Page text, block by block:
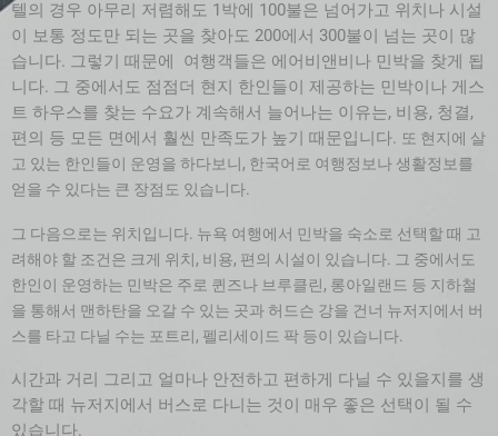
텔의 경우 아무리 저렴해도 1박에 100불은 넘어가고 위치나 시설
이 보통 정도만 되는 곳을 찾아도 200에서 300불이 넘는 곳이 많
습니다. 그렇기 때문에 여행객들은 에어비앤비나 민박을 찾게 됩
니다. 그 중에서도 점점더 현지 한인들이 제공하는 민박이나 게스
트 하우스를 찾는 수요가 계속해서 늘어나는 이유는, 비용, 청결,
편의 등 모든 면에서 훨씬 만족도가 높기 때문입니다. 또 현지에 살
고 있는 한인들이 운영을 하다보니, 한국어로 여행정보나 생활정보를
얻을 수 있다는 큰 장점도 있습니다.
그 다음으로는 위치입니다. 뉴욕 여행에서 민박을 숙소로 선택할 때 고
려해야 할 조건은 크게 위치, 비용, 편의 시설이 있습니다. 그 중에서도
한인이 운영하는 민박은 주로 퀸즈나 브루클린, 롱아일랜드 등 지하철
을 통해서 맨하탄을 오갈 수 있는 곳과 허드슨 강을 건너 뉴저지에서 버
스를 타고 다닐 수는 포트리, 펠리세이드 팍 등이 있습니다.
시간과 거리 그리고 얼마나 안전하고 편하게 다닐 수 있을지를 생
각할 때 뉴저지에서 버스로 다니는 것이 매우 좋은 선택이 될 수
있습니다.